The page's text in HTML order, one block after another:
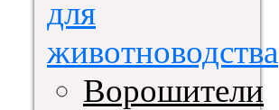
для
животноводства
Ворошители